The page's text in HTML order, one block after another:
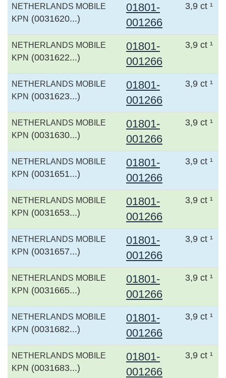
NETHERLANDS MOBILE
KPN (0031620...)
01801-
001266
3,9 ct ¹
NETHERLANDS MOBILE
KPN (0031622...)
01801-
001266
3,9 ct ¹
NETHERLANDS MOBILE
KPN (0031623...)
01801-
001266
3,9 ct ¹
NETHERLANDS MOBILE
KPN (0031630...)
01801-
001266
3,9 ct ¹
NETHERLANDS MOBILE
KPN (0031651...)
01801-
001266
3,9 ct ¹
NETHERLANDS MOBILE
KPN (0031653...)
01801-
001266
3,9 ct ¹
NETHERLANDS MOBILE
KPN (0031657...)
01801-
001266
3,9 ct ¹
NETHERLANDS MOBILE
KPN (0031665...)
01801-
001266
3,9 ct ¹
NETHERLANDS MOBILE
KPN (0031682...)
01801-
001266
3,9 ct ¹
NETHERLANDS MOBILE
KPN (0031683...)
01801-
001266
3,9 ct ¹